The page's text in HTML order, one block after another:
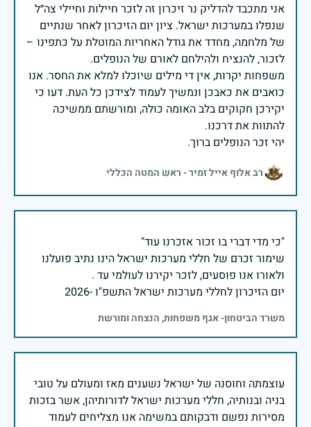
אני מתכבד להדליק נר זיכרון זה לזכר חיילות וחיילי צה״ל
שנפלו במערכות ישראל. ציון יום הזיכרון לאחר שנתיים
של מלחמה, מחדד את גודל האחריות המוטלת על כתפינו –
משפחות יקרות, אין די מילים שיוכלו למלא את החסר. אנו
כואבים את כאבכן ונמשיך לעמוד לצידכן כל העת. דעו כי
יקירכן חקוקים בלב האומה כולה, ומורשתם ממשיכה
יהי זכר הנופלים ברוך.
רב אלוף אייל זמיר - ראש המטה הכללי
שימור זכרם של חללי מערכות ישראל הינו נתיב פועלנו
יום הזיכרון לחללי מערכות ישראל התשפ"ו -2026
משרד הביטחון- אגף משפחות, הנצחה ומורשת
עוצמתה וחוסנה של ישראל נשענים מאז ומעולם על טובי
בניה ובנותיה, חללי מערכות ישראל לדורותיהן, אשר בזכות
מסירות נפשם ודבקותם במשימה אנו מצליחים לעמוד